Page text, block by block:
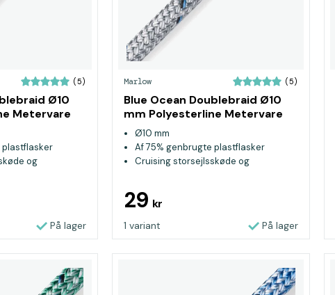
(5)
Ø10
Metervare
plastflasker
og
På lager
Marlow (5)
Blue Ocean Doublebraid Ø10
mm Polyesterline Metervare
Grå
Ø10 mm
Af 75% genbrugte plastflasker
Cruising storsejlsskøde og
29 kr
1 variant På lager